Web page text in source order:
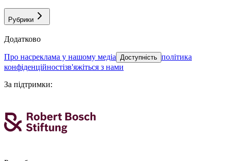
Рубрики
Додатково
про насреклама у нашому медіа Доступність політика
конфіденційностізв'яжіться з нами
За підтримки: